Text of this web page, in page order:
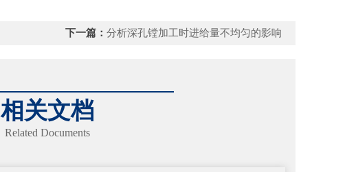
下一篇： 分析深孔镗加工时进给量不均匀的影响
相关文档
Related Documents